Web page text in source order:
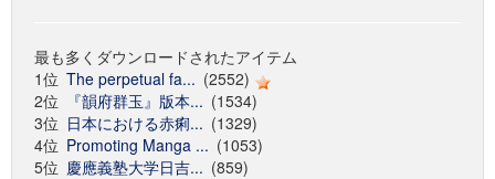
最も多くダウンロードされたアイテム
1位 The perpetual fa... (2552)
2位
『韻府群玉』版本... (1534)
3位 日本における赤痢... (1329)
4位 Promoting Manga ... (1053)
5位 慶應義塾大学日吉... (859)